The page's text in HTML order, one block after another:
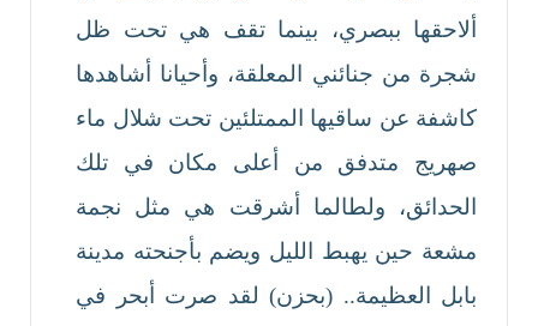
ألاحقها ببصري، بينما تقف هي تحت ظل
شجرة من جنائني المعلقة، وأحيانا أشاهدها
كاشفة عن ساقيها الممتلئين تحت شلال ماء
صهريج متدفق من أعلى مكان في تلك
الحدائق، ولطالما أشرقت هي مثل نجمة
مشعة حين يهبط الليل ويضم بأجنحته مدينة
بابل العظيمة.. (بحزن) لقد صرت أبحر في